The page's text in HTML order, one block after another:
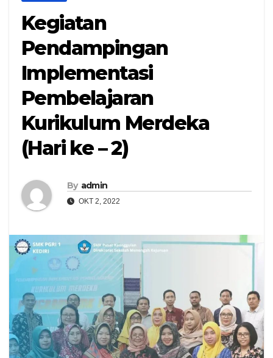
Kegiatan
Pendampingan
Implementasi
Pembelajaran
Kurikulum Merdeka
(Hari ke – 2)
By admin
OKT 2, 2022